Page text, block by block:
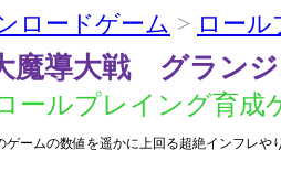
ロードゲーム > ロー
魔導大戦 グラン
ールプレイング育成
ゲームの数値を遥かに上回る超絶インフレや